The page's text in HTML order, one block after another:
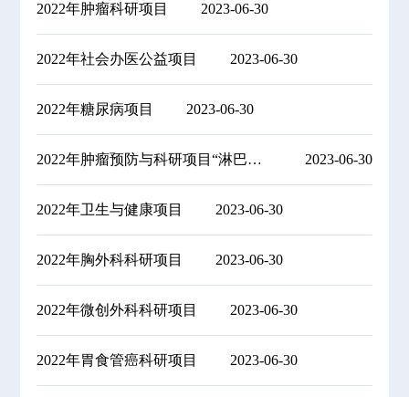
2022年肿瘤科研项目 2023-06-30
2022年社会办医公益项目 2023-06-30
2022年糖尿病项目 2023-06-30
2022年肿瘤预防与科研项目“淋巴示踪” 2023-06-30
2022年卫生与健康项目 2023-06-30
2022年胸外科科研项目 2023-06-30
2022年微创外科科研项目 2023-06-30
2022年胃食管癌科研项目 2023-06-30